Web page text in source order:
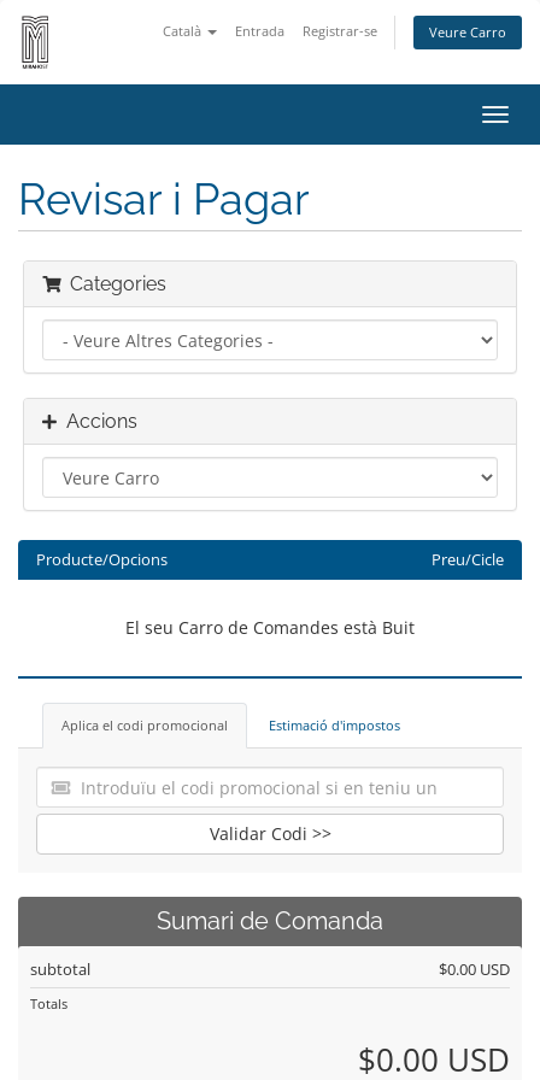
Català Entrada Registrar-se Veure Carro
la
Revisar i Pagar
Categories
Accions
Producte/Opcions Preu/Cicle
El seu Carro de Comandes està Buit
Aplica el codi promocional Estimació d'impostos
Validar Codi >>
Sumari de Comanda
subtotal $0.00 USD
Totals
$0.00 USD